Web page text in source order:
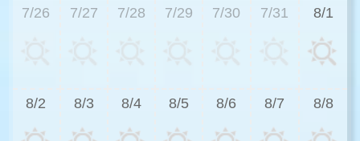
7/26
7/27 7/28 7/29 7/30 7/31 8/1
8/2 8/3 8/4 8/5 8/6 8/7 8/8